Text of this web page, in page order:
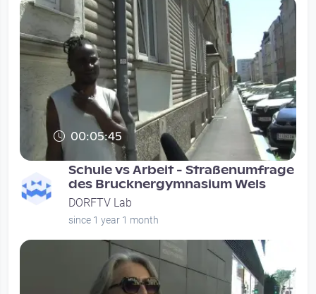
00:05:45
Schule vs Arbeit - Straßenumfrage
des Brucknergymnasium Wels
DORFTV Lab
since 1 year 1 month